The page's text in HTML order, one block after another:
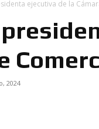
ejecutiva de la
2024